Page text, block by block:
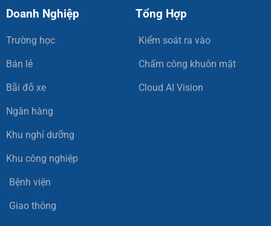
Doanh Nghiệp
Trường học
Bán lẻ
Bãi đỗ xe
Ngân hàng
Khu nghỉ dưỡng
Khu công nghiệp
Bệnh viện
Giao thông
Tổng Hợp
Kiểm soát ra vào
Chấm công khuôn mặt
Cloud AI Vision